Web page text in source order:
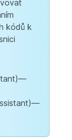
kódů k